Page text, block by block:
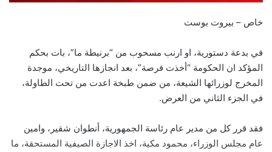
خاص – بيروت بوست
في بدعة دستورية، او ارنب مسحوب من “برنيطة ما”، بات بحكم
المؤكد ان الحكومة “أخذت فرصة”، بعد انجازها التاريخي، موجدة
المخرج لوزرائها الشيعة، من ضمن طبخة اعدت من تحت الطاولة،
في الجزء الثاني من العرض.
فقد قرر كل من مدير عام رئاسة الجمهورية، أنطوان شقير، وامين
عام مجلس الوزراء، محمود مكية، اخذ الاجازة الصيفية المستحقة، ما